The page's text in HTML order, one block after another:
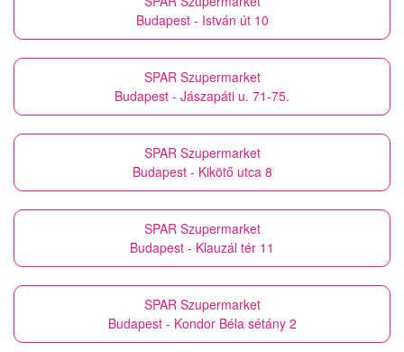
Budapest - István út 10
SPAR Szupermarket
Budapest - Jászapáti u. 71-75.
SPAR Szupermarket
Budapest - Kikötő utca 8
SPAR Szupermarket
Budapest - Klauzál tér 11
SPAR Szupermarket
Budapest - Kondor Béla sétány 2